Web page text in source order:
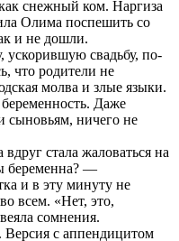
снежный ком. Наргиза
Олима поспешить со
и не дошли.
свадьбу, по-
что родители не
молва и злые языки.
Даже
сыновьям, ничего не
стала жаловаться на
беременна? —
и в эту минуту не
всем. «Нет, это,
сомнения.
Версия с аппендицитом